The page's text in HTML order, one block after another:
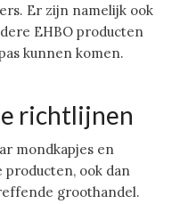
Er zijn namelijk ook
EHBO producten
kunnen komen.
richtlijnen
mondkapjes en
ook dan
groothandel.